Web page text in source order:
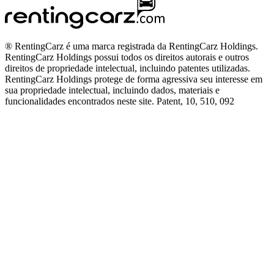
® RentingCarz é uma marca registrada da RentingCarz Holdings.
RentingCarz Holdings possui todos os direitos autorais e outros
direitos de propriedade intelectual, incluindo patentes utilizadas.
RentingCarz Holdings protege de forma agressiva seu interesse em
sua propriedade intelectual, incluindo dados, materiais e
funcionalidades encontrados neste site. Patent, 10, 510, 092